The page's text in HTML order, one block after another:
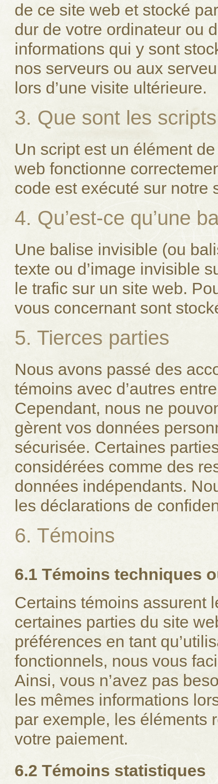
de ce site web et stocké
dur de votre ordinateur ou
informations qui y sont
nos serveurs ou aux
lors d’une visite ultérieure.
3. Que sont les
Un script est un élément
web fonctionne
code est exécuté sur notre
4. Qu’est-ce qu’une
Une balise invisible (ou
texte ou d’image invisible
le trafic sur un site web.
vous concernant sont
5. Tierces parties
Nous avons passé des
témoins avec d’autres
Cependant, nous ne
gèrent vos données
sécurisée. Certaines
considérées comme des
données indépendants.
les déclarations de
6. Témoins
6.1 Témoins techniques
Certains témoins assurent
certaines parties du site
préférences en tant
fonctionnels, nous vous
Ainsi, vous n’avez pas
les mêmes informations
par exemple, les éléments
votre paiement.
6.2 Témoins statistiques